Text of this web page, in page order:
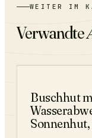
WEITER IM
Verwandte
Buschhut